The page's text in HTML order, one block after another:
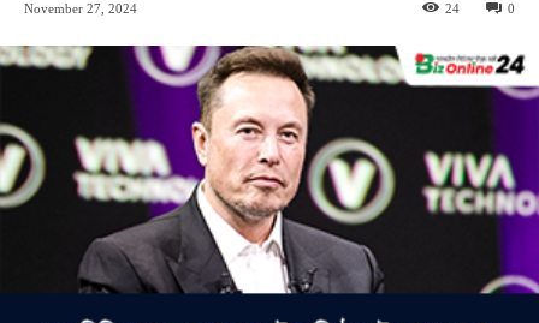
November 27, 2024 0
24